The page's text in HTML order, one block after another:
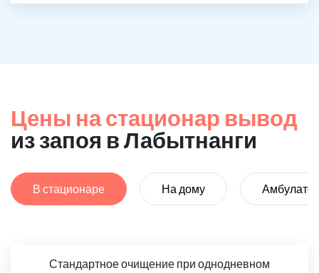
Цены на стационар вывод
из запоя в Лабытнанги
В стационаре На дому
Стандартное очищение при однодневном